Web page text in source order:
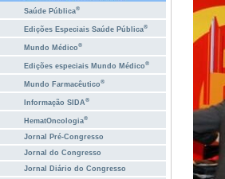
Saúde Pública®
Edições Especiais Saúde Pública®
Mundo Médico®
Edições especiais Mundo Médico®
Mundo Farmacêutico®
Informação SIDA®
HematOncologia®
Jornal Pré-Congresso
Jornal do Congresso
Jornal Diário do Congresso